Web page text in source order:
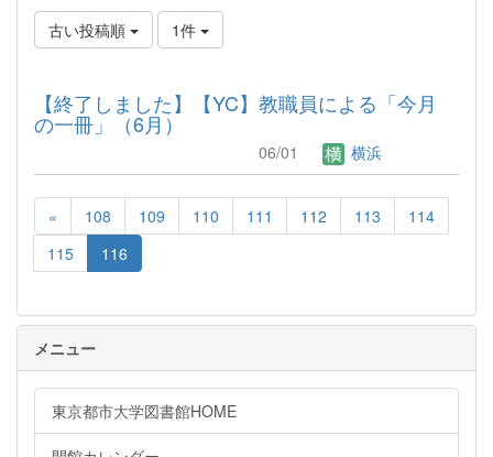
古い投稿順 1件
【終了しました】【YC】教職員による「今月
の一冊」（6月）
06/01 横浜
« 108 109 110 111 112 113
114
115
116
メニュー
東京都市大学図書館HOME